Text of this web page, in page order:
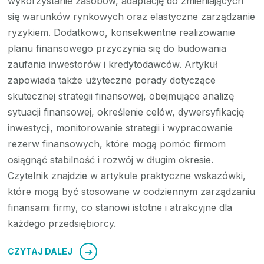
się warunków rynkowych oraz elastyczne zarządzanie
ryzykiem. Dodatkowo, konsekwentne realizowanie
planu finansowego przyczynia się do budowania
zaufania inwestorów i kredytodawców. Artykuł
zapowiada także użyteczne porady dotyczące
skutecznej strategii finansowej, obejmujące analizę
sytuacji finansowej, określenie celów, dywersyfikację
inwestycji, monitorowanie strategii i wypracowanie
rezerw finansowych, które mogą pomóc firmom
osiągnąć stabilność i rozwój w długim okresie.
Czytelnik znajdzie w artykule praktyczne wskazówki,
które mogą być stosowane w codziennym zarządzaniu
finansami firmy, co stanowi istotne i atrakcyjne dla
każdego przedsiębiorcy.
CZYTAJ DALEJ